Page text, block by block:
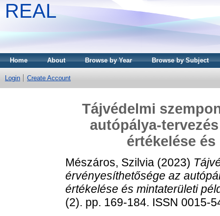
REAL
Home About Browse by Year Browse by Subject
Login Create Account
Tájvédelmi
autópálya-
értékelése
Mészáros, Szilvia (2023)
érvényesíthetősége az
értékelése és mintaterületi
(2). pp. 169-184. ISSN 0015-